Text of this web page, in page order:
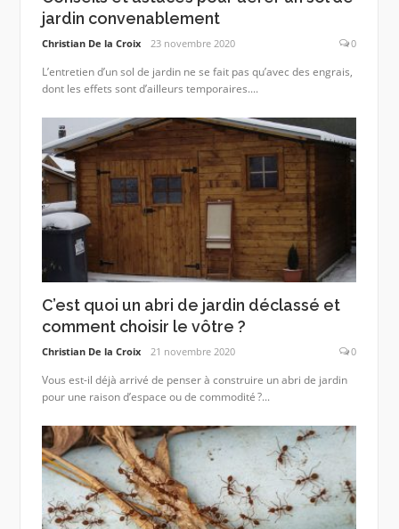
jardin convenablement
Christian De la Croix 23 novembre 2020 0
L’entretien d’un sol de jardin ne se fait pas qu’avec des engrais,
dont les effets sont d’ailleurs temporaires....
C’est quoi un abri de jardin déclassé et
comment choisir le vôtre ?
Christian De la Croix 21 novembre 2020 0
Vous est-il déjà arrivé de penser à construire un abri de jardin
pour une raison d’espace ou de commodité ?...